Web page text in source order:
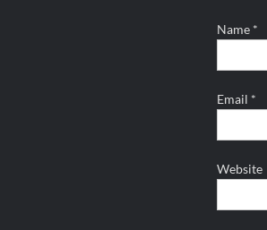
Name *
Email *
Website